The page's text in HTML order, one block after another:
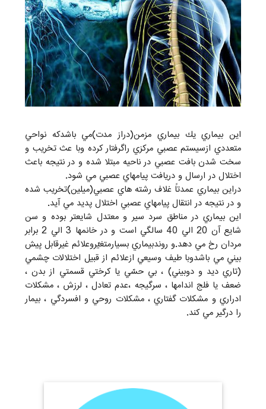
اين بيماري يك بيماري مزمن(دراز مدت)مي باشدكه نواحي
متعددي ازسيستم عصبي مركزي راگرفتار كرده وبا عث تخريب و
سخت شدن بافت عصبي در ناحيه مبتلا شده و در نتيجه باعث
اختلال در ارسال و دريافت پيامهاي عصبي مي شود.
دراين بيماري عمدتاً غلاف رشته هاي عصبي(ميلين)تخريب شده
و در نتيجه در انتقال پيامهاي عصبي اختلال پديد مي آيد.
اين بيماري در مناطق سرد سير و معتدل شايعتر بوده و سن
شايع آن 20 الي 40 سالگي است و در خانمها 3 الي 2 برابر
مردان رخ مي دهد.و روندبيماري بسيارمتغيّروعلائم غيرقابل پيش
بيني مي باشدوبا طيف وسيعي ازعلائم از قبيل اختلالات چشمي
(تاري ديد و دوبيني) ، بي حسّي يا كرختي قسمتي از بدن ،
ضعف يا فلج اندامها ، سرگيجه ،عدم تعادل ، لرزش ، مشكلات
ادراري و مشكلات گفتاري ، مشكلات روحي و افسردگي ، بيمار
را درگير مي كند.